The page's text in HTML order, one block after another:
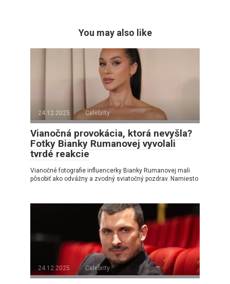
You may also like
24.12.2025 Celebrity
Vianočná provokácia, ktorá nevyšla?
Fotky Bianky Rumanovej vyvolali
tvrdé reakcie
Vianočné fotografie influencerky Bianky Rumanovej mali
pôsobiť ako odvážny a zvodný sviatočný pozdrav. Namiesto
24.12.2025 Celebrity